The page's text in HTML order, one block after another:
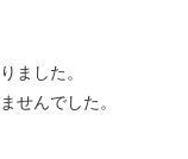
ました。
せんでした。